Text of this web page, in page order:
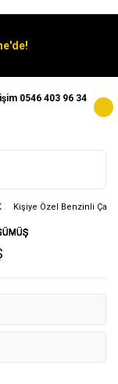
0546 403 96 34
Kişiye Özel Benzinli